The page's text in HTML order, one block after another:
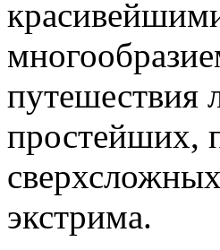
путешествия
простейших,
экстрима.